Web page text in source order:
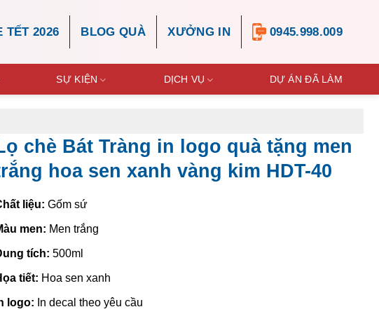
TẾT 2026 BLOG QUÀ XƯỞNG IN 0945.998.009
SỰ KIỆN DỊCH VỤ DỰ ÁN ĐÃ LÀM
chè Bát Tràng in logo quà tặng men
hoa sen xanh vàng kim HDT-40
liệu: Gốm sứ
men: Men trắng
tích: 500ml
tiết: Hoa sen xanh
logo: In decal theo yêu cầu